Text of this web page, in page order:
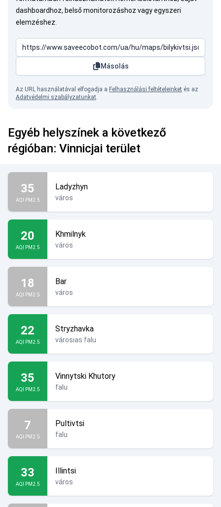
dashboardhoz, belső monitorozáshoz vagy egyszeri
elemzéshez.
Másolás
Az URL használatával elfogadja a Felhasználási feltételeinket és az
Adatvédelmi szabályzatunkat.
Egyéb helyszínek a következő
régióban: Vinnicjai terület
35
AQI PM2.5
Ladyzhyn
város
20
AQI PM2.5
Khmilnyk
város
18
AQI PM2.5
Bar
város
22
AQI PM2.5
Stryzhavka
városias falu
35
AQI PM2.5
Vinnytski Khutory
falu
7
AQI PM2.5
Pultivtsi
falu
33
AQI PM2.5
Illintsi
város